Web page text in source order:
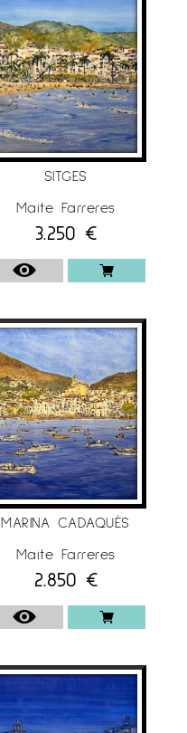
SITGES
Maite Farreres
3.250 €
MARINA CADAQUÉS
Maite Farreres
2.850 €